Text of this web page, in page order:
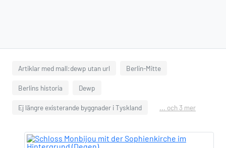
Artiklar med mall:dewp utan url Berlin-Mitte
Berlins historia Dewp
Ej längre existerande byggnader i Tyskland ... och 3 mer